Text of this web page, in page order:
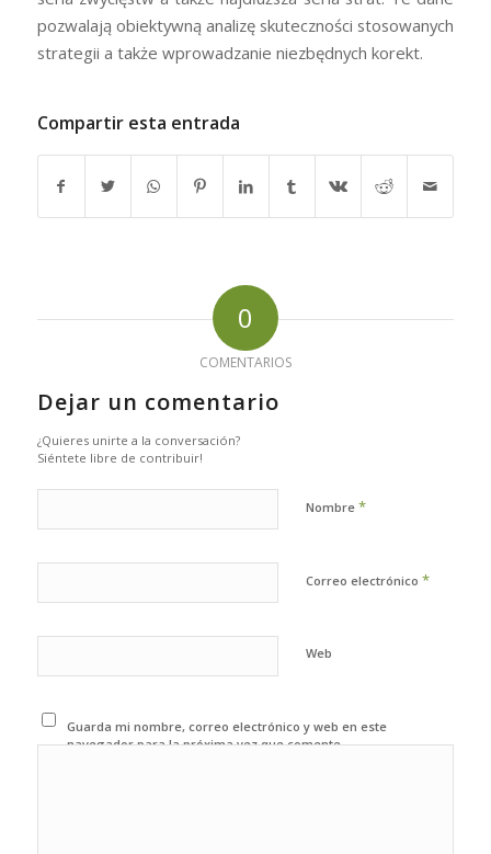
pozwalają obiektywną analizę skuteczności stosowanych
strategii a także wprowadzanie niezbędnych korekt.
Compartir esta entrada
0
COMENTARIOS
Dejar un comentario
¿Quieres unirte a la conversación?
Siéntete libre de contribuir!
Nombre *
Correo electrónico *
Web
Guarda mi nombre, correo electrónico y web en este
navegador para la próxima vez que comente.